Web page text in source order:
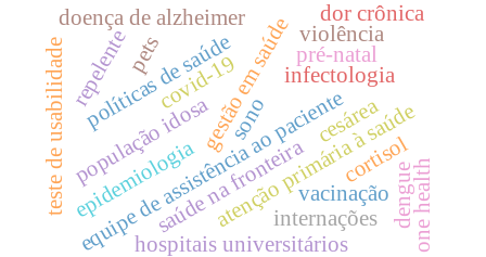
equipe de assistência ao paciente
atenção primária à saúde
políticas de saúdegestão em saúde
vacinação
covid-19
população idosa
hospitais universitários
infectologia
sono
doença de alzheimer
repelente
teste de usabilidade pré-natal
violência
saúde na fronteira
epidemiologia dengue
internações
dor crônica
cortisol
pets
one health
cesárea